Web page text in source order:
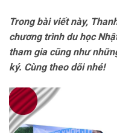
Trong bài viết này,
chương trình du học
tham gia cũng như
ký. Cùng theo dõi nhé!